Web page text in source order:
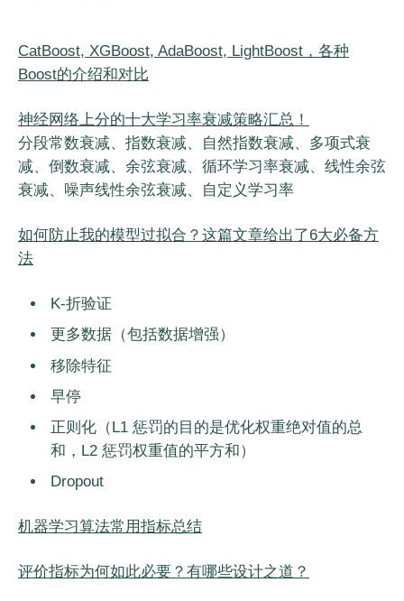
CatBoost, XGBoost, AdaBoost, LightBoost，各种
Boost的介绍和对比
神经网络上分的十大学习率衰减策略汇总！
分段常数衰减、指数衰减、自然指数衰减、多项式衰
减、倒数衰减、余弦衰减、循环学习率衰减、线性余弦
衰减、噪声线性余弦衰减、自定义学习率
如何防止我的模型过拟合？这篇文章给出了6大必备方
法
K-折验证
更多数据（包括数据增强）
移除特征
早停
正则化（L1 惩罚的目的是优化权重绝对值的总
和，L2 惩罚权重值的平方和）
Dropout
机器学习算法常用指标总结
评价指标为何如此必要？有哪些设计之道？